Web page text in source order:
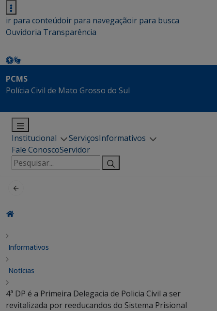
ir para conteúdoir para navegaçãoir para busca
Ouvidoria Transparência
PCMS
Polícia Civil de Mato Grosso do Sul
Institucional ServiçosInformativos
Fale ConoscoServidor
Pesquisar
por:
Informativos
Notícias
4ª DP é a Primeira Delegacia de Policia Civil a ser
revitalizada por reeducandos do Sistema Prisional